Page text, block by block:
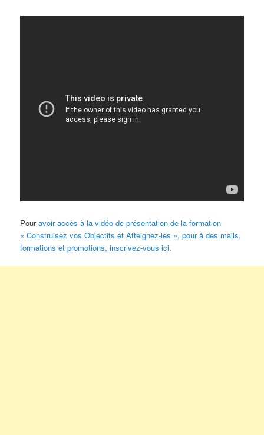
Pouravoir accès à la vidéo de présentation de la formation
« Construisez vos Objectifs et Atteignez-les », pour à des mails,
formations et promotions, inscrivez-vous ici.